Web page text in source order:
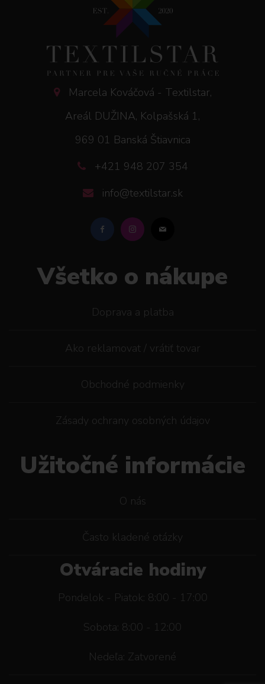
Marcela Kováčová - Textilstar,
Areál DUŽINA, Kolpašská 1,
969 01 Banská Štiavnica
+421 948 207 354
info@textilstar.sk
Všetko o nákupe
Doprava a platba
Ako reklamovat / vrátiť tovar
Obchodné podmienky
Zásady ochrany osobných údajov
Užitočné informácie
O nás
Často kladené otázky
Otváracie hodiny
Pondelok - Piatok: 8:00 - 17:00
Sobota: 8:00 - 12:00
Nedeľa: Zatvorené